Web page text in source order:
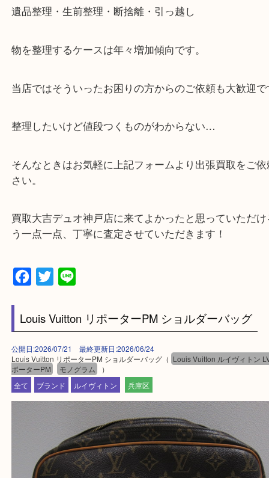
・全国1000店舗以上で展開してるからスケールメ
広く鑑定が可能！
・店舗販売していないのでいつでも安定した高相場
・特殊査定依頼のご相談もお気軽に
遺品整理・生前整理・断捨離・引っ越し
物を整理するケースは年々増加傾向です。
当店ではそういったお困りの方からのご依頼も大
整理したいけど値段つくものがわからない…
そんなときはお気軽に上記フォームより出張買取を
買取大吉デュオ神戸店に来てよかったと思ってい
う一点一点、丁寧に査定させていただきます！